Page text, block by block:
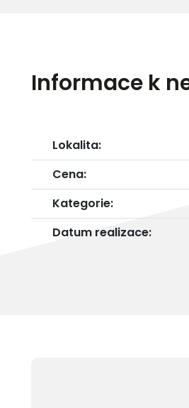
Informace k
Lokalita:
Cena:
Kategorie:
Datum realizace: